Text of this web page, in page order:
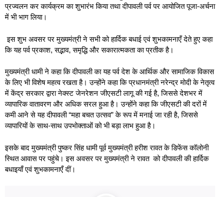
प्रज्वलन कर कार्यक्रम का शुभारंभ किया तथा दीपावली पर्व पर आयोजित पूजा-अर्चना
में भी भाग लिया।
इस शुभ अवसर पर मुख्यमंत्री ने सभी को हार्दिक बधाई एवं शुभकामनाएँ देते हुए कहा
कि यह पर्व प्रकाश, सद्भाव, समृद्धि और सकारात्मकता का प्रतीक है।
मुख्यमंत्री धामी ने कहा कि दीपावली का यह पर्व देश के आर्थिक और सामाजिक विकास
के लिए भी विशेष महत्व रखता है। उन्होंने कहा कि प्रधानमंत्री नरेन्द्र मोदी के नेतृत्व
में केंद्र सरकार द्वारा नेक्स्ट जेनरेशन जीएसटी लागू की गई है, जिससे देशभर में
व्यापारिक वातावरण और अधिक सरल हुआ है। उन्होंने कहा कि जीएसटी की दरों में
कमी आने से यह दीपावली “महा बचत उत्सव” के रूप में मनाई जा रही है, जिससे
व्यापारियों के साथ-साथ उपभोक्ताओं को भी बड़ा लाभ हुआ है।
इसके बाद मुख्यमंत्री पुष्कर सिंह धामी पूर्व मुख्यमंत्री हरीश रावत के डिफेंस कॉलोनी
स्थित आवास पर पहुंचे। इस अवसर पर मुख्यमंत्री ने रावत को दीपावली की हार्दिक
बधाइयाँ एवं शुभकामनाएँ दीं।